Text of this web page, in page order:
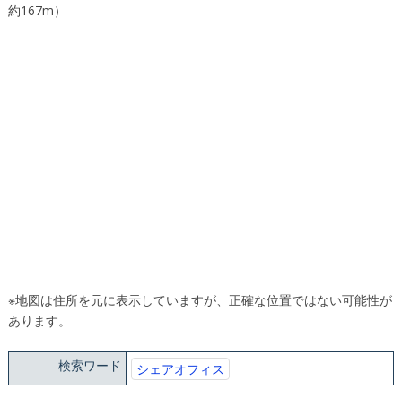
約167m）
※地図は住所を元に表示していますが、正確な位置ではない可能性が
あります。
検索ワード シェアオフィス